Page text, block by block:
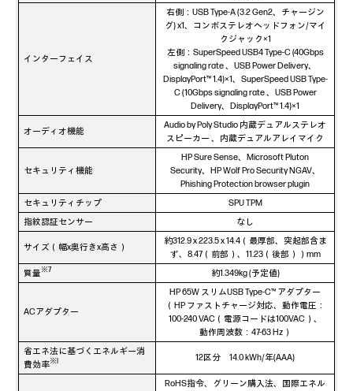
インターフェイス
右側：USB Type-A (3.2 Gen2、チャージン
グ) x1、コンボステレオヘッドフォン/マイ
クジャック×1
左側：SuperSpeed USB4 Type-C (40Gbps
signaling rate 、USB Power Delivery、
DisplayPort™ 1.4)×1、SuperSpeed USB Type-
C (10Gbps signaling rate 、USB Power
Delivery、DisplayPort™ 1.4)×1
オーディオ機能
Audio by Poly Studio 内蔵デュアルステレオ
スピーカー 、内蔵デュアルアレイマイク
セキュリティ機能
HP Sure Sense、Microsoft Pluton
Security、HP Wolf Pro Security NGAV、
Phishing Protection browser plugin
セキュリティチップ
SPU TPM
指紋認証センサー
なし
サイズ（幅x奥行きx高さ）
約312.9 x 223.5 x 14.4（最厚部、突起部含ま
ず、8.47（前部）、11.23（後部））mm
質量※7 約1.349kg (予定値)
ACアダプター
HP 65W スリムUSB Type-C™ アダプター
（HP ファストチャージ対応、動作電圧：
100-240 VAC（電源コードは100VAC）、
動作周波数：47-63 Hz）
省エネ法に基づくエネルギー消
費効率※I 12区分 14.0 kWh/年(AAA)
RoHS指令、グリーン購入法、国際エネル